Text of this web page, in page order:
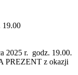
2025 r. godz. 19.00.
PREZENT z okazji